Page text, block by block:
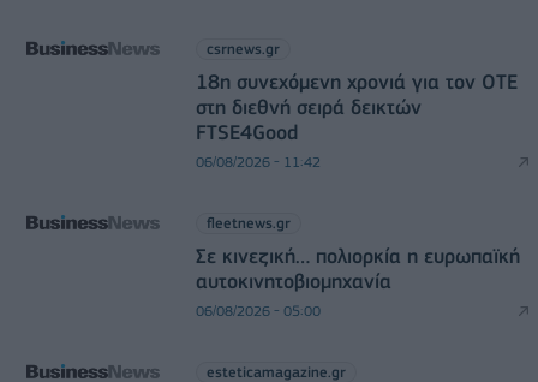
csrnews.gr
18η συνεχόμενη χρονιά για τον ΟΤΕ
στη διεθνή σειρά δεικτών
FTSE4Good
06/08/2026 - 11:42
fleetnews.gr
Σε κινεζική… πολιορκία η ευρωπαϊκή
αυτοκινητοβιομηχανία
06/08/2026 - 05:00
esteticamagazine.gr